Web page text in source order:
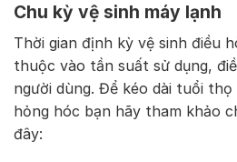
Chu kỳ vệ sinh máy lạnh
Thời gian định kỳ vệ sinh điều
thuộc vào tần suất sử dụng,
người dùng. Để kéo dài tuổi
hỏng hóc bạn hãy tham khảo
đây: